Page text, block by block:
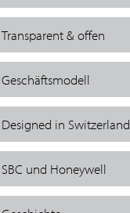
Transparent & offen
Geschäftsmodell
Designed in Switzerland
SBC und Honeywell